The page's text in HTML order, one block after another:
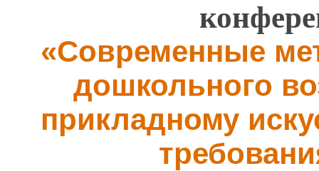
«Современные
дошкольного
прикладному